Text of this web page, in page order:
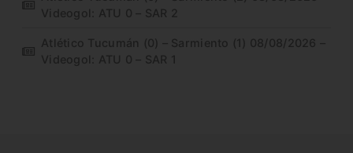
Videogol: ATU 0 – SAR 2
Atlético Tucumán (0) – Sarmiento (1) 08/08/2026 –
Videogol: ATU 0 – SAR 1